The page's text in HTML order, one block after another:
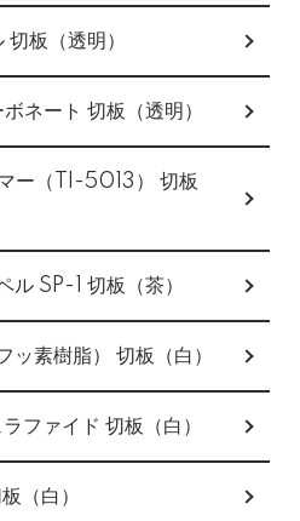
板（透明）
ネート 切板（透明）
ー（TI-5013） 切板
SP-1 切板（茶）
ッ素樹脂） 切板（白）
ファイド 切板（白）
（白）